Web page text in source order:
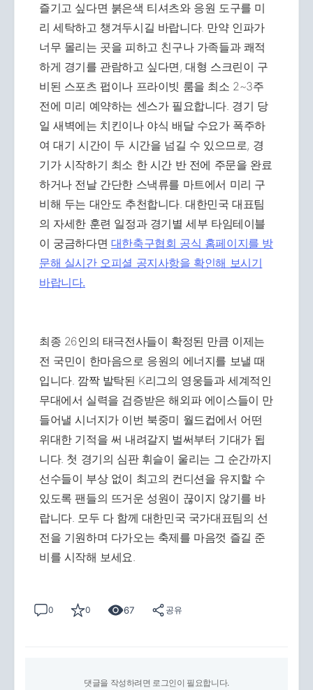
즐기고 싶다면 붉은색 티셔츠와 응원 도구를 미
리 세탁하고 챙겨두시길 바랍니다. 만약 인파가
너무 몰리는 곳을 피하고 친구나 가족들과 쾌적
하게 경기를 관람하고 싶다면, 대형 스크린이 구
비된 스포츠 펍이나 프라이빗 룸을 최소 2~3주
전에 미리 예약하는 센스가 필요합니다. 경기 당
일 새벽에는 치킨이나 야식 배달 수요가 폭주하
여 대기 시간이 두 시간을 넘길 수 있으므로, 경
기가 시작하기 최소 한 시간 반 전에 주문을 완료
하거나 전날 간단한 스낵류를 마트에서 미리 구
비해 두는 대안도 추천합니다. 대한민국 대표팀
의 자세한 훈련 일정과 경기별 세부 타임테이블
이 궁금하다면 대한축구협회 공식 홈페이지를 방
문해 실시간 오피셜 공지사항을 확인해 보시기
바랍니다.
최종 26인의 태극전사들이 확정된 만큼 이제는
전 국민이 한마음으로 응원의 에너지를 보낼 때
입니다. 깜짝 발탁된 K리그의 영웅들과 세계적인
무대에서 실력을 검증받은 해외파 에이스들이 만
들어낼 시너지가 이번 북중미 월드컵에서 어떤
위대한 기적을 써 내려갈지 벌써부터 기대가 됩
니다. 첫 경기의 심판 휘슬이 울리는 그 순간까지
선수들이 부상 없이 최고의 컨디션을 유지할 수
있도록 팬들의 뜨거운 성원이 끊이지 않기를 바
랍니다. 모두 다 함께 대한민국 국가대표팀의 선
전을 기원하며 다가오는 축제를 마음껏 즐길 준
비를 시작해 보세요.
0 0 67 공유
댓글을 작성하려면 로그인이 필요합니다.